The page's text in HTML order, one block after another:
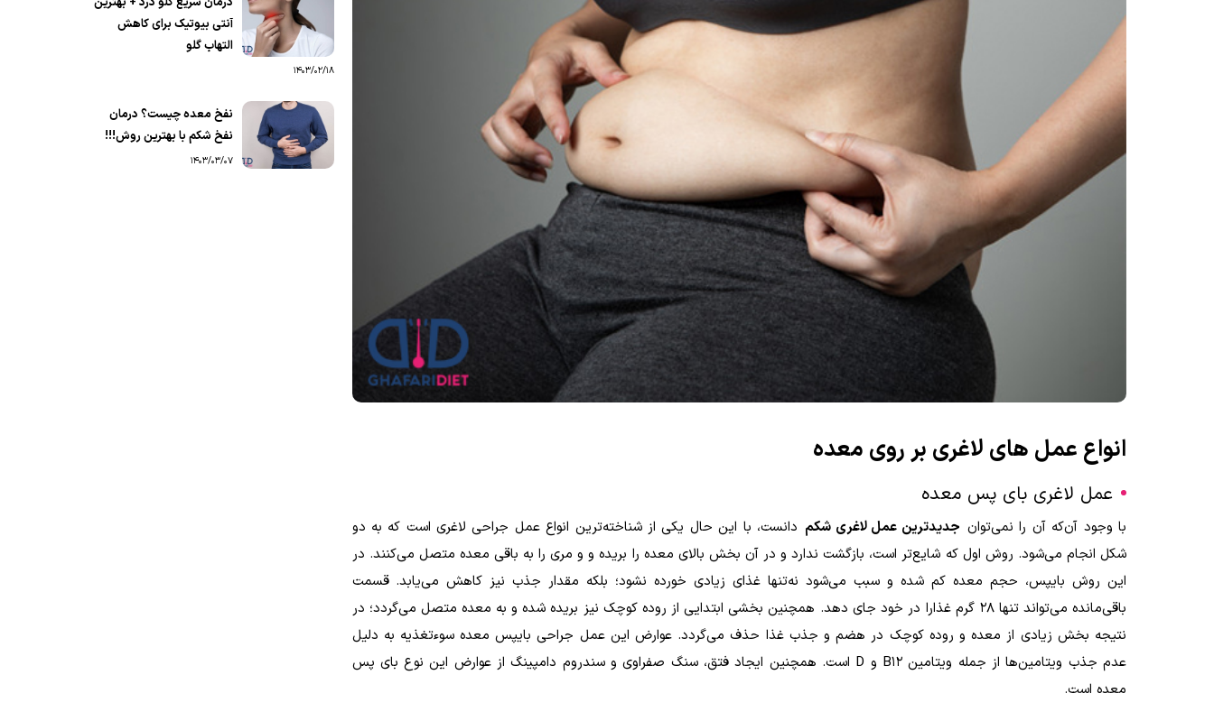
انواع عمل های لاغری بر روی معده
عمل لاغری بای پس معده
با وجود آن‌که آن را نمی‌توان جدیدترین عمل لاغری شکم دانست، با این حال یکی از شناخته‌ترین انواع عمل جراحی لاغری است که به دو
شکل انجام می‌شود. روش اول که شایع‌تر است، بازگشت ندارد و در آن بخش بالای معده را بریده و و مری را به باقی معده متصل می‌کنند. در
این روش بایپس، حجم معده کم شده و سبب می‌شود نه‌تنها غذای زیادی خورده نشود؛ بلکه مقدار جذب نیز کاهش می‌یابد. قسمت
باقی‌مانده می‌تواند تنها ۲۸ گرم غذارا در خود جای دهد. همچنین بخشی ابتدایی از روده کوچک نیز بریده شده و به معده متصل می‌گردد؛ در
نتیجه بخش زیادی از معده و روده کوچک در هضم و جذب غذا حذف می‌گردد. عوارض این عمل جراحی بایپس معده سوءتغذیه به دلیل
عدم جذب ویتامین‌ها از جمله ویتامین B12 و D است. همچنین ایجاد فتق، سنگ صفراوی و سندروم دامپینگ از عوارض این نوع بای پس
معده است.
آنتی بیوتیک برای کاهش
التهاب گلو
1403/02/18
نفخ معده چیست؟ درمان
نفخ شکم با بهترین روش!!!
1403/03/07